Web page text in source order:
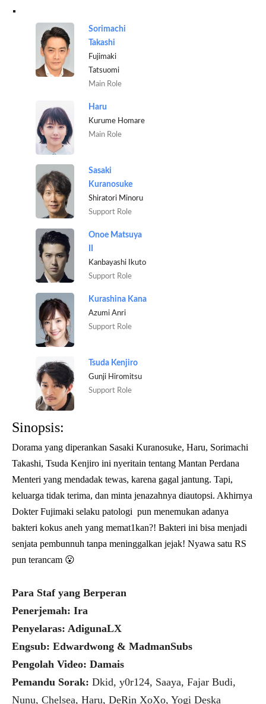
Sorimachi
Takashi
Fujimaki
Tatsuomi
Main Role
Haru
Kurume Homare
Main Role
Sasaki
Kuranosuke
Shiratori Minoru
Support Role
Onoe Matsuya
Kanbayashi Ikuto
Support Role
Kurashina Kana
Azumi Anri
Support Role
Tsuda Kenjiro
Gunji Hiromitsu
Support Role
Sinopsis:
Dorama yang diperankan Sasaki Kuranosuke, Haru, Sorimachi
Takashi, Tsuda Kenjiro ini nyeritain tentang Mantan Perdana
Menteri yang mendadak tewas, karena gagal jantung. Tapi,
keluarga tidak terima, dan minta jenazahnya diautopsi. Akhirnya
Dokter Fujimaki selaku patologi pun menemukan adanya
bakteri kokus aneh yang memat1kan?! Bakteri ini bisa menjadi
senjata pembunnuh tanpa meninggalkan jejak! Nyawa satu RS
pun terancam 😮
Para Staf yang Berperan
Penerjemah: Ira
Penyelaras: AdigunaLX
Engsub: Edwardwong & MadmanSubs
Pengolah Video: Damais
Pemandu Sorak: Dkid, y0r124, Saaya, Fajar Budi,
Nunu, Chelsea, Haru, DeRin XoXo, Yogi Deska